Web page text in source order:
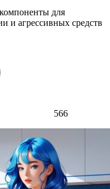
для
и агрессивных средств
566